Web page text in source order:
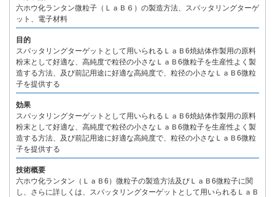
六ホウ化ランタン微粒子（ＬａＢ６）の製造方法、スパッタリングターゲ
ット、電子材料
目的
スパッタリングターゲットとして用いられるＬａＢ6焼結体作製用の原料
粉末として好適な、高純度で粒径の小さなＬａＢ6微粒子を生産性よく製
造する方法、及び前記用途に好適な高純度で、粒径の小さなＬａＢ6微粒
子を提供する
効果
スパッタリングターゲットとして用いられるＬａＢ6焼結体作製用の原料
粉末として好適な、高純度で粒径の小さなＬａＢ6微粒子を生産性よく製
造する方法、及び前記用途に好適な高純度で、粒径の小さなＬａＢ6微粒
子を提供する
技術概要
六ホウ化ランタン（ＬａＢ6）微粒子の製造方法及びＬａＢ6微粒子に関
し、さらに詳しくは、スパッタリングターゲットとして用いられるＬａＢ